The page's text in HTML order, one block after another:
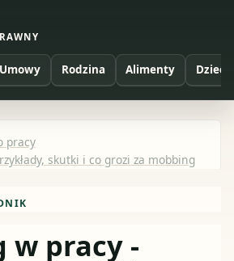
Umowy Rodzina Alimenty Dzieci
pracy
skutki i co grozi za mobbing
w pracy -